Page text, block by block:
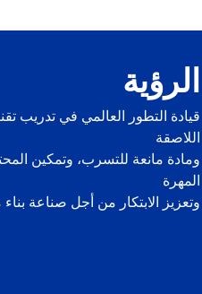
الرؤية
قيادة التطور العالمي في تدريب
اللاصقة
ومادة مانعة للتسرب، وتمكين
المهرة
وتعزيز الابتكار من أجل صناعة